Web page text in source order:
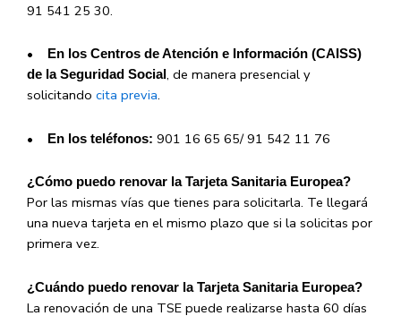
91 541 25 30.
•
En los Centros de Atención e Información (CAISS)
de la Seguridad Social, de manera presencial y
solicitando cita previa.
• En los teléfonos: 901 16 65 65/ 91 542 11 76
¿Cómo puedo renovar la Tarjeta Sanitaria Europea?
Por las mismas vías que tienes para solicitarla. Te llegará
una nueva tarjeta en el mismo plazo que si la solicitas por
primera vez.
¿Cuándo puedo renovar la Tarjeta Sanitaria Europea?
La renovación de una TSE puede realizarse hasta 60 días